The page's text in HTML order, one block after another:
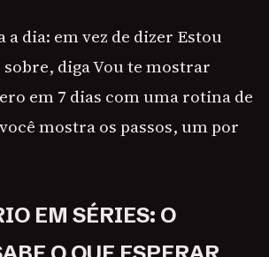
a dia: em vez de dizer Estou
diga Vou te mostrar
em 7 dias com uma rotina de
mostra os passos, um por
EM SÉRIES: O